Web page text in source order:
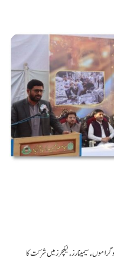
سیمینارز، لیکچرز میں شرکت کا